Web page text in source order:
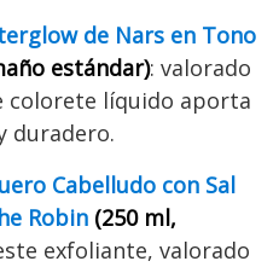
de Nars en Tono
estándar): valorado
colorete líquido aporta
duradero.
Cabelludo con Sal
Robin (250 ml,
exfoliante, valorado